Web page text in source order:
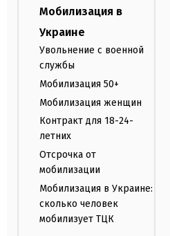
Мобилизация в
Украине
Увольнение с военной
службы
Мобилизация 50+
Мобилизация женщин
Контракт для 18-24-
летних
Отсрочка от
мобилизации
Мобилизация в Украине:
сколько человек
мобилизует ТЦК